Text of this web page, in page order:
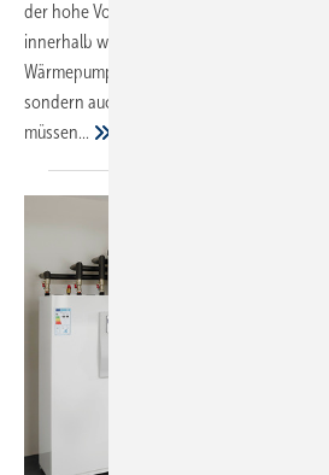
der hohe Vorkonfektionierungsgrad und
innerhalb weiterer Komponenten der pro-
Wärmepumpen-Regelung ist nicht nur als
sondern auch bereits installiert in den pro-
müssen...